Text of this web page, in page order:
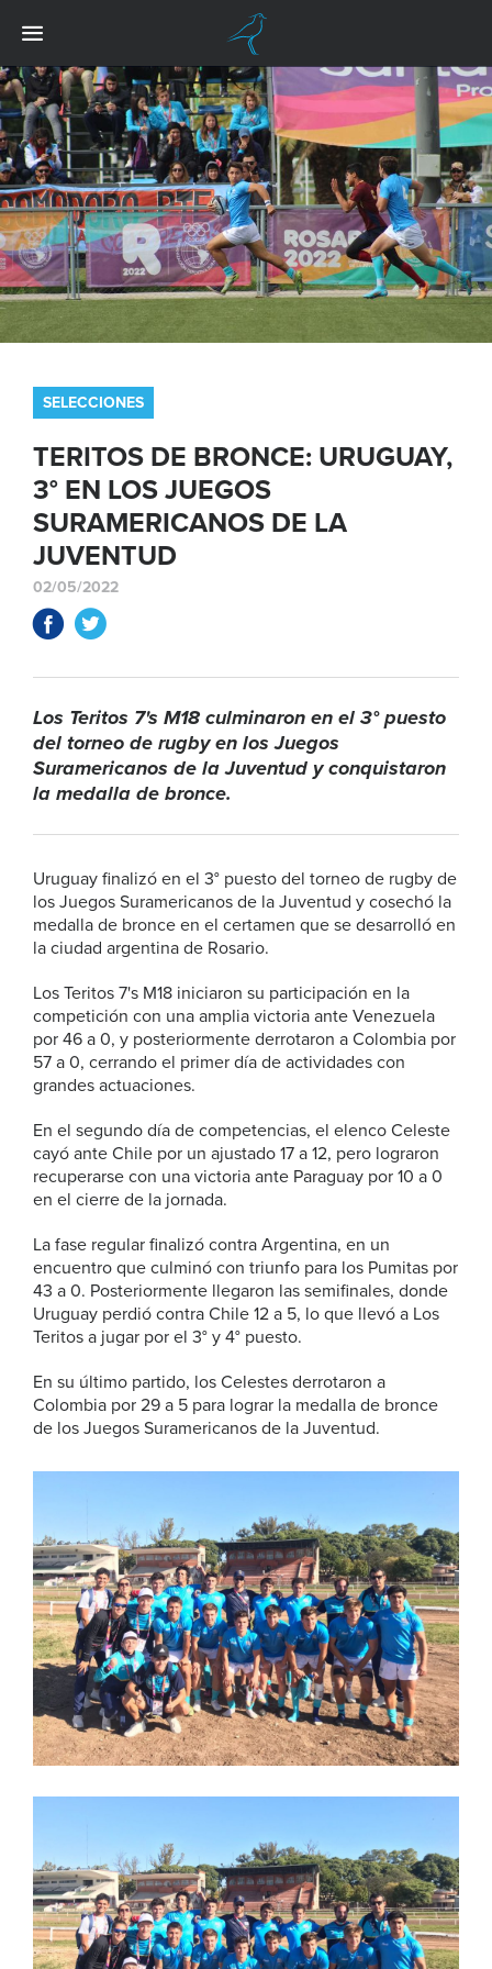
SELECCIONES
TERITOS DE BRONCE: URUGUAY,
3° EN LOS JUEGOS
SURAMERICANOS DE LA
JUVENTUD
02/05/2022
Los Teritos 7's M18 culminaron en el 3° puesto
del torneo de rugby en los Juegos
Suramericanos de la Juventud y conquistaron
la medalla de bronce.
Uruguay finalizó en el 3° puesto del torneo de rugby de
los Juegos Suramericanos de la Juventud y cosechó la
medalla de bronce en el certamen que se desarrolló en
la ciudad argentina de Rosario.
Los Teritos 7's M18 iniciaron su participación en la
competición con una amplia victoria ante Venezuela
por 46 a 0, y posteriormente derrotaron a Colombia por
57 a 0, cerrando el primer día de actividades con
grandes actuaciones.
En el segundo día de competencias, el elenco Celeste
cayó ante Chile por un ajustado 17 a 12, pero lograron
recuperarse con una victoria ante Paraguay por 10 a 0
en el cierre de la jornada.
La fase regular finalizó contra Argentina, en un
encuentro que culminó con triunfo para los Pumitas por
43 a 0. Posteriormente llegaron las semifinales, donde
Uruguay perdió contra Chile 12 a 5, lo que llevó a Los
Teritos a jugar por el 3° y 4° puesto.
En su último partido, los Celestes derrotaron a
Colombia por 29 a 5 para lograr la medalla de bronce
de los Juegos Suramericanos de la Juventud.